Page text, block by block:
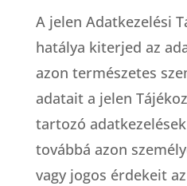
A jelen Adatkezelési
hatálya kiterjed az
azon természetes
adatait a jelen
tartozó
továbbá azon
vagy jogos érdekeit